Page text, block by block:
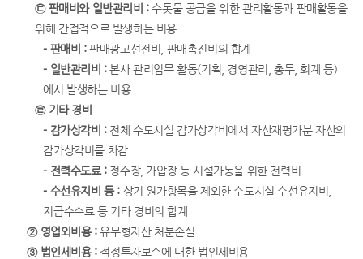
㉢ 판매비와 일반관리비 :수돗물 공급을 위한 관리활동과 판매활동을
위해 간접적으로 발생하는 비용
- 판매비 :판매광고선전비, 판매촉진비의 합계
- 일반관리비 :본사 관리업무 활동(기획, 경영관리, 총무, 회계 등)
에서 발생하는 비용
㉣ 기타 경비
- 감가상각비 :전체 수도시설 감가상각비에서 자산재평가분 자산의
감가상각비를 차감
- 전력수도료 :정수장, 가압장 등 시설가동을 위한 전력비
- 수선유지비 등 : 상기 원가항목을 제외한 수도시설 수선유지비,
지급수수료 등 기타 경비의 합계
② 영업외비용 :유무형자산 처분손실
③ 법인세비용 :적정투자보수에 대한 법인세비용